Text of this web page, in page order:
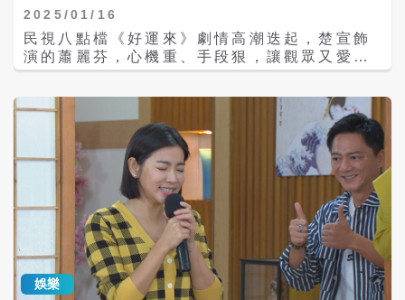
雨」，因為當天她冷到狂貼暖暖包，手裡還各
2025/01/16
民視八點檔《好運來》劇情高潮迭起，楚宣飾
演的蕭麗芬，心機重、手段狠，讓觀眾又愛又
恨。她母憑子貴進到中醫世家林家，成為倪齊
朵帶刺的癡情玫瑰花，但自從大老婆侯怡君重
磅回歸，她就頻頻被KO。印象深刻是之前有場
戲被侯怡君掐脖子，倪齊民要進來勸架，結果
整場戲都是倪齊民拉著她的手，而不是侯怡君
的手，讓大家瞬間笑出來。 楚宣表示，跟侯怡
君是第一次有對手戲，沒想到一碰面打架動作
戲很多，但默契很好，打戲看起來都很逼真，
但彼此都沒有受傷。除了與侯怡君有對手戲，
楚宣在劇中也與藍葦華有不少互動。她透露，
有場戲是藍葦華假裝生病，來中醫診所找麻
煩，結果突然暴怒抓她的頭髮，楚宣笑說：
娛樂